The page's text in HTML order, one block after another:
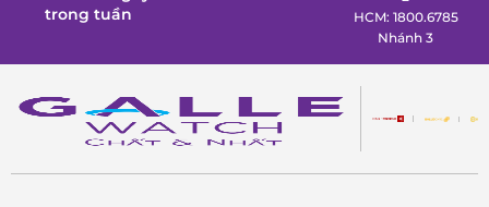
trong tuần
HCM: 1800.6785
Nhánh 3